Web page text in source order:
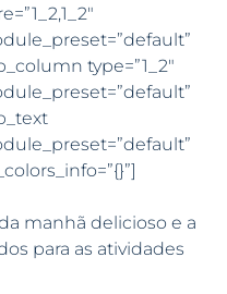
type=”1_2″
manhã delicioso e a
para as atividades